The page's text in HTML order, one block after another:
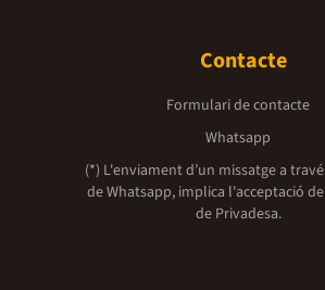
Contacte
Formulari de contacte
Whatsapp
(*) L'enviament d’un missatge a
de Whatsapp, implica l'acceptació
de Privadesa.